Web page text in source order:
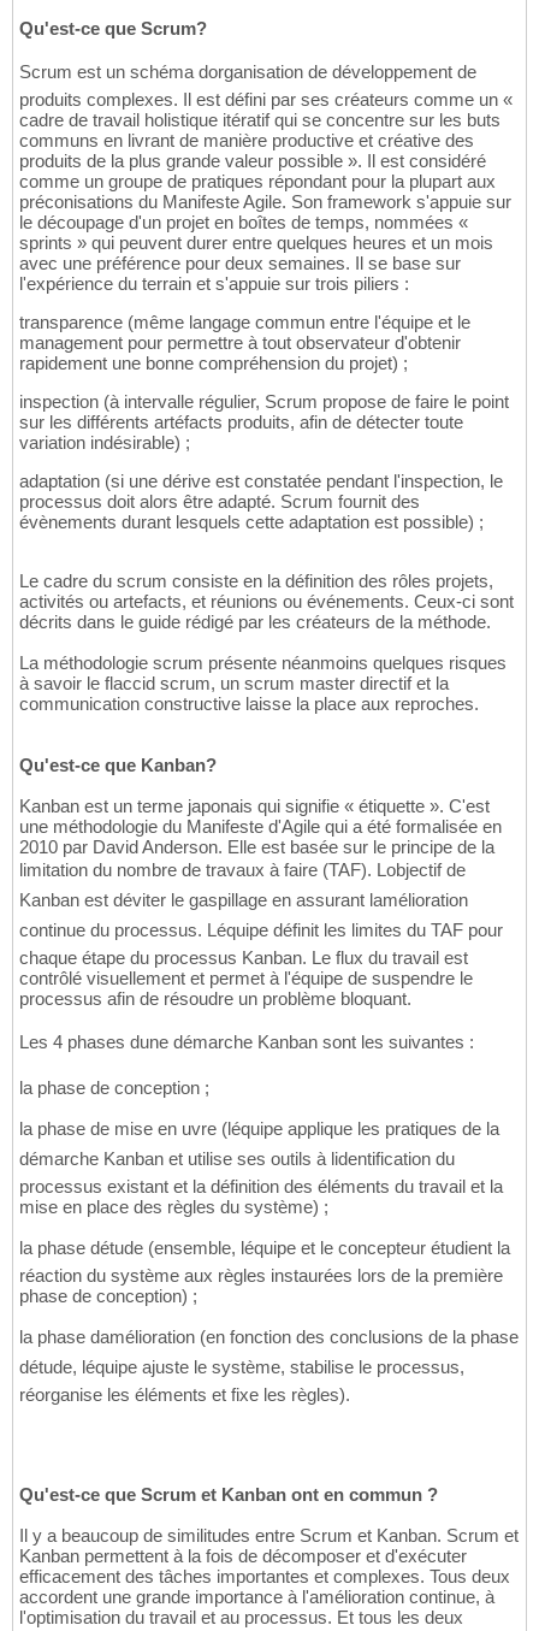
Qu'est-ce que Scrum?
Scrum est un schéma dorganisation de développement de
produits complexes. Il est défini par ses créateurs comme un «
cadre de travail holistique itératif qui se concentre sur les buts
communs en livrant de manière productive et créative des
produits de la plus grande valeur possible ». Il est considéré
comme un groupe de pratiques répondant pour la plupart aux
préconisations du Manifeste Agile. Son framework s'appuie sur
le découpage d'un projet en boîtes de temps, nommées «
sprints » qui peuvent durer entre quelques heures et un mois
avec une préférence pour deux semaines. Il se base sur
l'expérience du terrain et s'appuie sur trois piliers :
transparence (même langage commun entre l'équipe et le
management pour permettre à tout observateur d'obtenir
rapidement une bonne compréhension du projet) ;
inspection (à intervalle régulier, Scrum propose de faire le point
sur les différents artéfacts produits, afin de détecter toute
variation indésirable) ;
adaptation (si une dérive est constatée pendant l'inspection, le
processus doit alors être adapté. Scrum fournit des
évènements durant lesquels cette adaptation est possible) ;
Le cadre du scrum consiste en la définition des rôles projets,
activités ou artefacts, et réunions ou événements. Ceux-ci sont
décrits dans le guide rédigé par les créateurs de la méthode.
La méthodologie scrum présente néanmoins quelques risques
à savoir le flaccid scrum, un scrum master directif et la
communication constructive laisse la place aux reproches.
Qu'est-ce que Kanban?
Kanban est un terme japonais qui signifie « étiquette ». C'est
une méthodologie du Manifeste d'Agile qui a été formalisée en
2010 par David Anderson. Elle est basée sur le principe de la
limitation du nombre de travaux à faire (TAF). Lobjectif de
Kanban est déviter le gaspillage en assurant lamélioration
continue du processus. Léquipe définit les limites du TAF pour
chaque étape du processus Kanban. Le flux du travail est
contrôlé visuellement et permet à l'équipe de suspendre le
processus afin de résoudre un problème bloquant.
Les 4 phases dune démarche Kanban sont les suivantes :
la phase de conception ;
la phase de mise en uvre (léquipe applique les pratiques de la
démarche Kanban et utilise ses outils à lidentification du
processus existant et la définition des éléments du travail et la
mise en place des règles du système) ;
la phase détude (ensemble, léquipe et le concepteur étudient la
réaction du système aux règles instaurées lors de la première
phase de conception) ;
la phase damélioration (en fonction des conclusions de la phase
détude, léquipe ajuste le système, stabilise le processus,
réorganise les éléments et fixe les règles).
Qu'est-ce que Scrum et Kanban ont en commun ?
Il y a beaucoup de similitudes entre Scrum et Kanban. Scrum et
Kanban permettent à la fois de décomposer et d'exécuter
efficacement des tâches importantes et complexes. Tous deux
accordent une grande importance à l'amélioration continue, à
l'optimisation du travail et au processus. Et tous les deux